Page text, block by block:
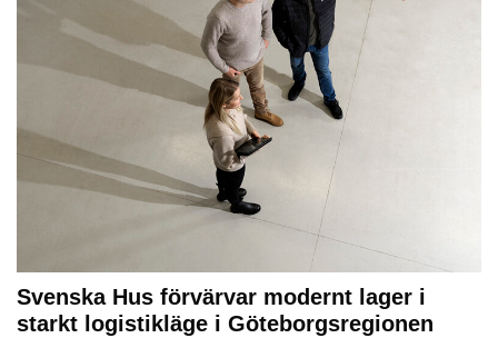
Svenska Hus förvärvar modernt lager i
starkt logistikläge i Göteborgsregionen